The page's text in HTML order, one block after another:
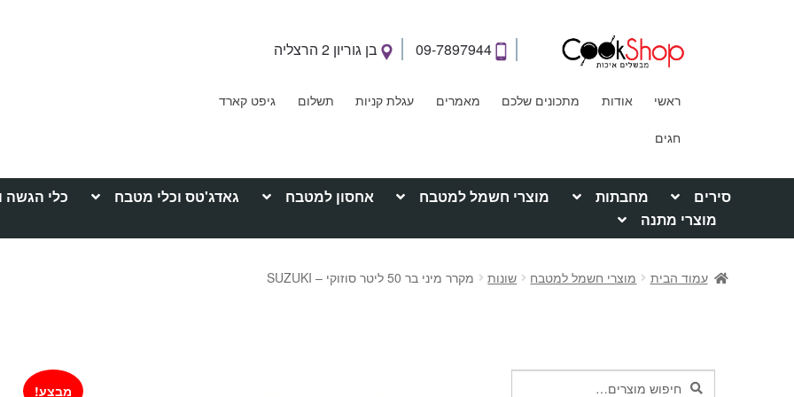
09-7897944 בן גוריון 2 הרצליה
ראשי אודות מתכונים שלכם מאמרים עגלת קניות תשלום גיפט קארד
חגים
סירים מחבתות מוצרי חשמל למטבח אחסון למטבח גאדג'טס וכלי מטבח כלי הגשה
מוצרי מתנה
עמוד הבית מוצרי חשמל למטבח שונות מקרר מיני בר 50 ליטר סוזוקי – SUZUKI
מבצע!
חיפושחיפוש